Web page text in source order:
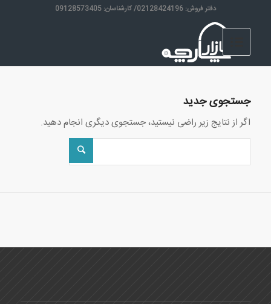
دفتر فروش: 02128424196/ کارشناسان: 09128573405
جستجوی جدید
اگر از نتایج زیر راضی نیستید، جستجوی دیگری انجام دهید.